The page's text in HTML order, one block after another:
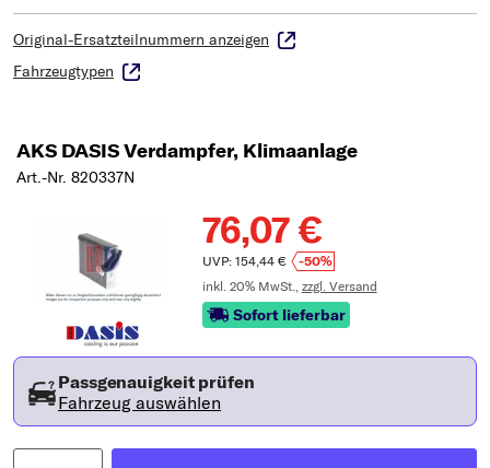
Original-Ersatzteilnummern anzeigen
Fahrzeugtypen
AKS DASIS Verdampfer, Klimaanlage
Art.-Nr. 820337N
76,07 €
UVP: 154,44 €
-50%
inkl. 20% MwSt., zzgl. Versand
Sofort lieferbar
Passgenauigkeit prüfen
Fahrzeug auswählen